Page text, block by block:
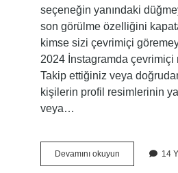
seçeneğin yanındaki
son görülme özelliğini
kimse sizi çevrimiçi
2024 İnstagramda çevrimiçi
Takip ettiğiniz veya
kişilerin profil resimlerinin
veya…
Devamını okuyunAktiflik
Nereden
14